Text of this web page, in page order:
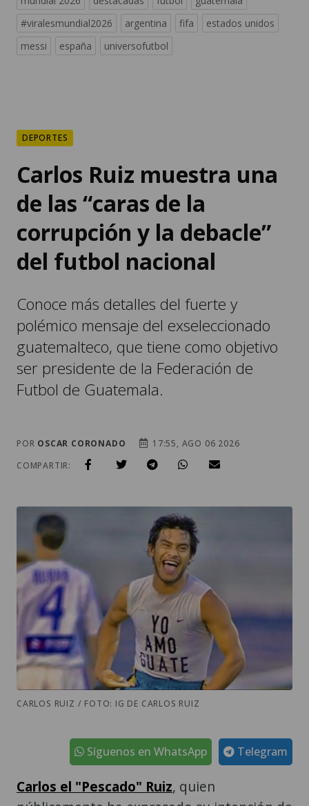
#viralesmundial2026
argentina fifa
estados unidos
messi
españa universofutbol
DEPORTES
Carlos Ruiz muestra una
de las “caras de la
corrupción y la debacle”
del futbol nacional
Conoce más detalles del fuerte y
polémico mensaje del exseleccionado
guatemalteco, que tiene como objetivo
ser presidente de la Federación de
Futbol de Guatemala.
POR OSCAR CORONADO
17:55, AGO 06 2026
COMPARTIR:
CARLOS RUIZ / FOTO: IG DE CARLOS RUIZ
Telegram
Síguenos en WhatsApp
Carlos el "Pescado" Ruiz, quien